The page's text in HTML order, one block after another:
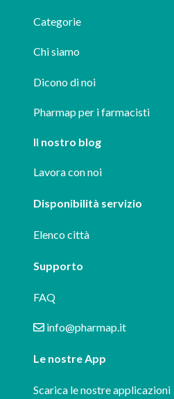
Categorie
Chi siamo
Dicono di noi
Pharmap per i farmacisti
Il nostro blog
Lavora con noi
Disponibilità servizio
Elenco città
Supporto
FAQ
info@pharmap.it
Le nostre App
Scarica le nostre applicazioni